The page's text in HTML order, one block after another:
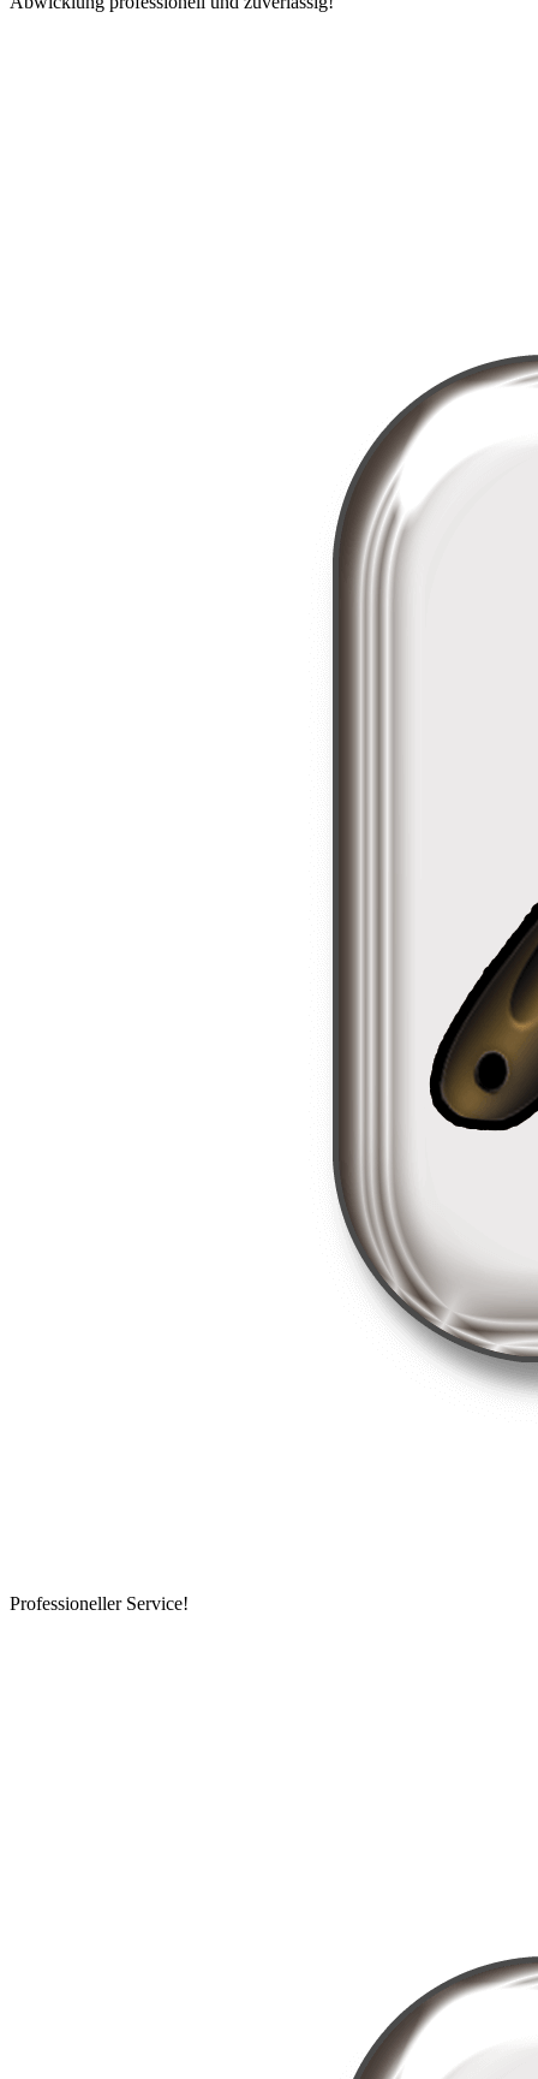
Professioneller Service!